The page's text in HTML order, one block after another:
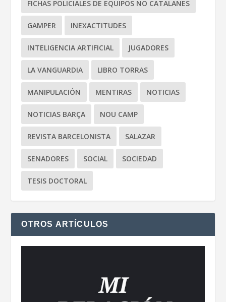
FICHAS POLICIALES DE EQUIPOS NO CATALANES
GAMPER INEXACTITUDES
INTELIGENCIA ARTIFICIAL JUGADORES
LA VANGUARDIA LIBRO TORRAS
MANIPULACIÓN MENTIRAS NOTICIAS
NOTICIAS BARÇA NOU CAMP
REVISTA BARCELONISTA SALAZAR
SENADORES SOCIAL SOCIEDAD
TESIS DOCTORAL
OTROS ARTÍCULOS